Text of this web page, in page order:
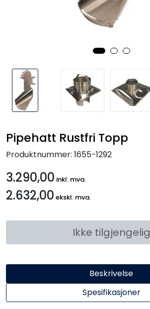
Pipehatt Rustfri Topp
Produktnummer: 1655-1292
3.290,00 inkl. mva.
2.632,00 ekskl. mva.
Ikke tilgjengelig
Beskrivelse
Spesifikasjoner